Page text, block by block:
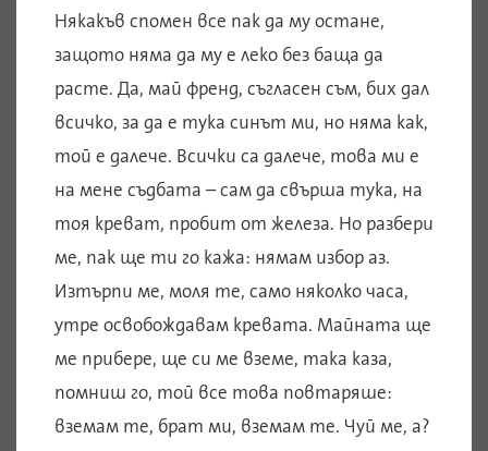
Някакъв спомен все пак да му остане,
защото няма да му е леко без баща да
расте. Да, май френд, съгласен съм, бих дал
всичко, за да е тука синът ми, но няма как,
той е далече. Всички са далече, това ми е
на мене съдбата – сам да свърша тука, на
тоя креват, пробит от железа. Но разбери
ме, пак ще ти го кажа: нямам избор аз.
Изтърпи ме, моля те, само няколко часа,
утре освобождавам кревата. Майната ще
ме прибере, ще си ме вземе, така каза,
помниш го, той все това повтаряше:
вземам те, брат ми, вземам те. Чуй ме, а?